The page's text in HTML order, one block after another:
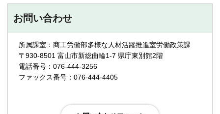
お問い合わせ
所属課室：商工労働部多様な人材活躍推進室労働政策課
〒930-8501 富山市新総曲輪1-7 県庁東別館2階
電話番号：076-444-3256
ファックス番号：076-444-4405